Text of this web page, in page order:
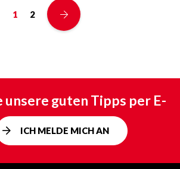
1 2
unsere guten Tipps per E-
ICH MELDE MICH AN